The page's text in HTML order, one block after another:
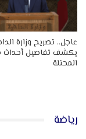
عاجل.. تصريح وزارة
يكشف تفاصيل أحداث
المحتلة
رياضة